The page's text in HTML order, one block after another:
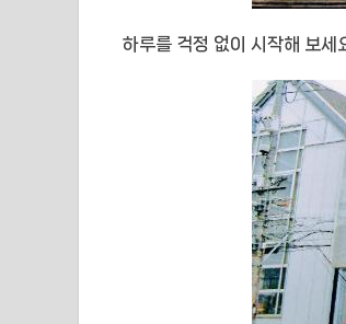
하루를 걱정 없이 시작해 보세